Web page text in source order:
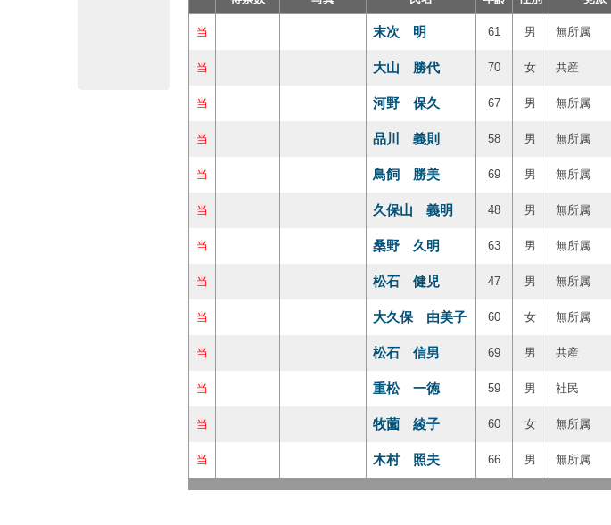
当 末次 明 61 男 無所属
当 大山 勝代 70 女 共産
当 河野 保久 67 男 無所属
当 品川 義則 58 男 無所属
当 鳥飼 勝美 69 男 無所属
当 久保山 義明 48 男 無所属
当 桑野 久明 63 男 無所属
当 松石 健児 47 男 無所属
当 大久保 由美子 60 女 無所属
当 松石 信男 69 男 共産
当 重松 一徳 59 男 社民
当 牧薗 綾子 60 女 無所属
当 木村 照夫 66 男 無所属